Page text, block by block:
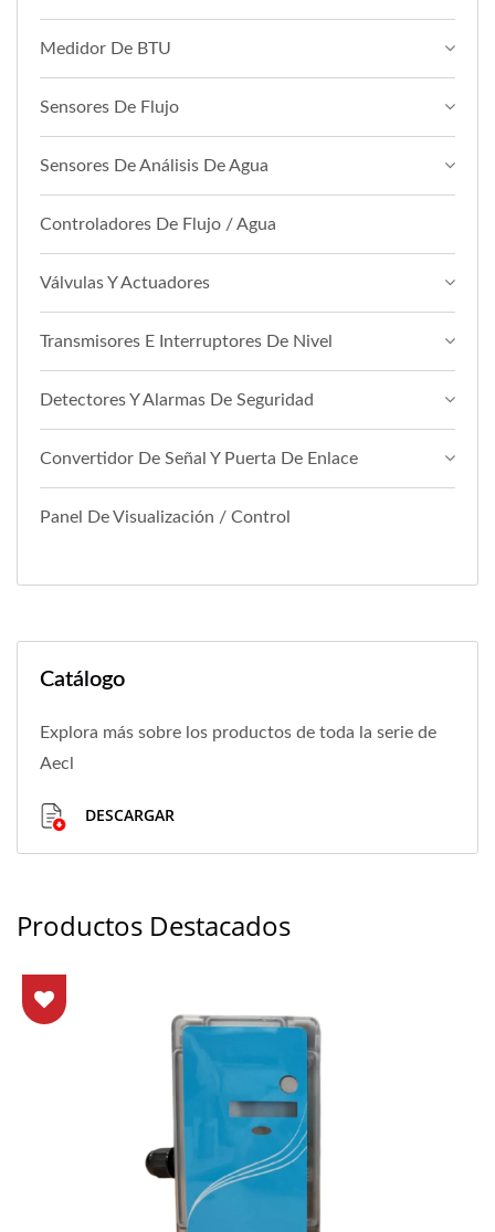
Medidor De BTU
Sensores De Flujo
Sensores De Análisis De Agua
Controladores De Flujo / Agua
Válvulas Y Actuadores
Transmisores E Interruptores De Nivel
Detectores Y Alarmas De Seguridad
Convertidor De Señal Y Puerta De Enlace
Panel De Visualización / Control
Catálogo
Explora más sobre los productos de toda la serie de
Aecl
DESCARGAR
Productos Destacados